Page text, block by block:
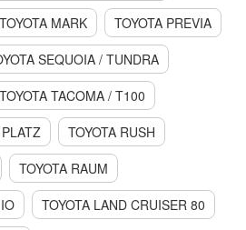
TOYOTA MARK
TOYOTA PREVIA
SEQUOIA / TUNDRA
TOYOTA TACOMA / T100
TOYOTA RUSH
TOYOTA RAUM
TOYOTA LAND CRUISER 80